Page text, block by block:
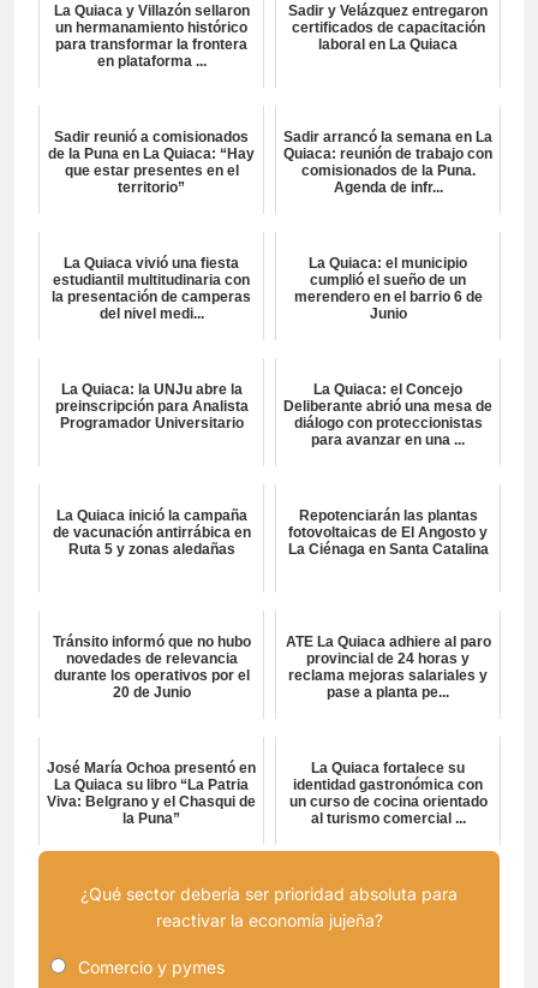
La Quiaca y Villazón sellaron
un hermanamiento histórico
para transformar la frontera
en plataforma ...
Sadir y Velázquez entregaron
certificados de capacitación
laboral en La Quiaca
Sadir reunió a comisionados
de la Puna en La Quiaca: “Hay
que estar presentes en el
territorio”
Sadir arrancó la semana en La
Quiaca: reunión de trabajo con
comisionados de la Puna.
Agenda de infr...
La Quiaca vivió una fiesta
estudiantil multitudinaria con
la presentación de camperas
del nivel medi...
La Quiaca: el municipio
cumplió el sueño de un
merendero en el barrio 6 de
Junio
La Quiaca: la UNJu abre la
preinscripción para Analista
Programador Universitario
La Quiaca: el Concejo
Deliberante abrió una mesa de
diálogo con proteccionistas
para avanzar en una ...
La Quiaca inició la campaña
de vacunación antirrábica en
Ruta 5 y zonas aledañas
Repotenciarán las plantas
fotovoltaicas de El Angosto y
La Ciénaga en Santa Catalina
Tránsito informó que no hubo
novedades de relevancia
durante los operativos por el
20 de Junio
ATE La Quiaca adhiere al paro
provincial de 24 horas y
reclama mejoras salariales y
pase a planta pe...
José María Ochoa presentó en
La Quiaca su libro “La Patria
Viva: Belgrano y el Chasqui de
la Puna”
La Quiaca fortalece su
identidad gastronómica con
un curso de cocina orientado
al turismo comercial ...
¿Qué sector debería ser prioridad absoluta para
reactivar la economía jujeña?
Comercio y pymes